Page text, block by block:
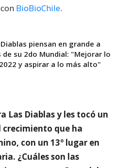
BioBioChile.
piensan en grande a
de su 2do Mundial: "Mejorar lo
y aspirar a lo más alto"
Las Diablas y les tocó un
que ha
con un 13º lugar en
¿Cuáles son las